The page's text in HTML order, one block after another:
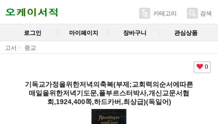
카테고리 검색
로그인 마이페이지 장바구니 관심상품
고서 종교
0
기독교가정을위한저녁의축복(부제;교회력의순서에따른
매일을위한저녁기도문,폴부르스터박사,개신교문서협
회,1924,400쪽,하드카버,최상급)(독일어)